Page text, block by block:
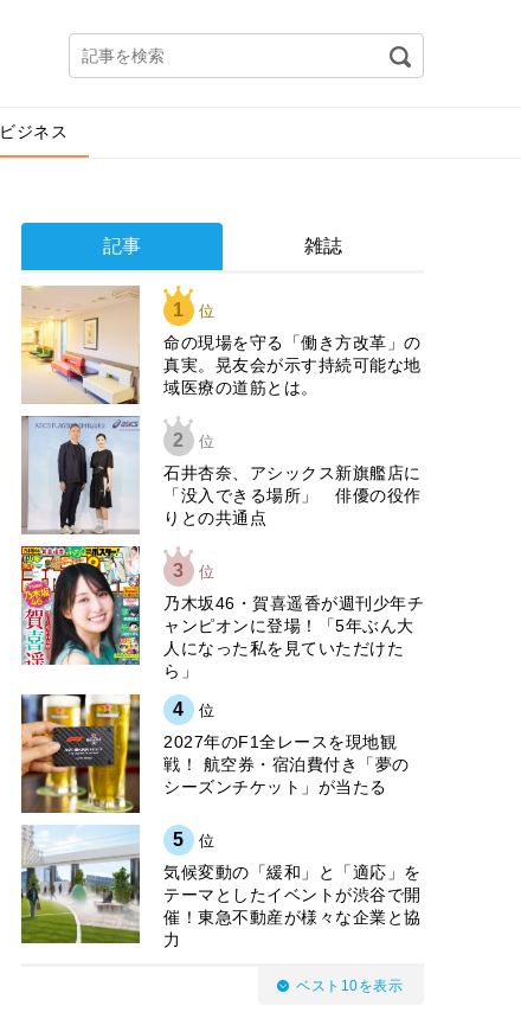
ビジネス
記事 雑誌
1 位
​命の現場を守る「働き方改革」の
真実。晃友会が示す持続可能な地
域医療の道筋とは。
2 位
石井杏奈、アシックス新旗艦店に
「没入できる場所」 俳優の役作
りとの共通点
3 位
乃木坂46・賀喜遥香が週刊少年チ
ャンピオンに登場！「5年ぶん大
人になった私を見ていただけた
ら」
4 位
2027年のF1全レースを現地観
戦！ 航空券・宿泊費付き「夢の
シーズンチケット」が当たる
5 位
気候変動の「緩和」と「適応」を
テーマとしたイベントが渋谷で開
催！東急不動産が様々な企業と協
力
ベスト10を表示